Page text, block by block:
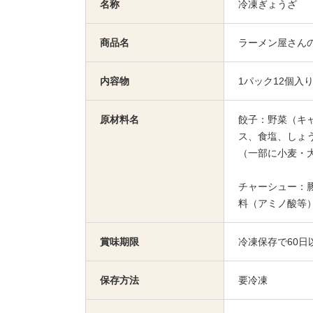
名称 冷凍ぎょうざ
商品名 ラーメン屋さん
内容物 1パック12個入
原材料名
餃子：野菜（キ
ス、食塩、しょ
（一部に小麦
チャーシュー：
料（アミノ酸等
賞味期限 冷凍保存で60日
保存方法 要冷凍